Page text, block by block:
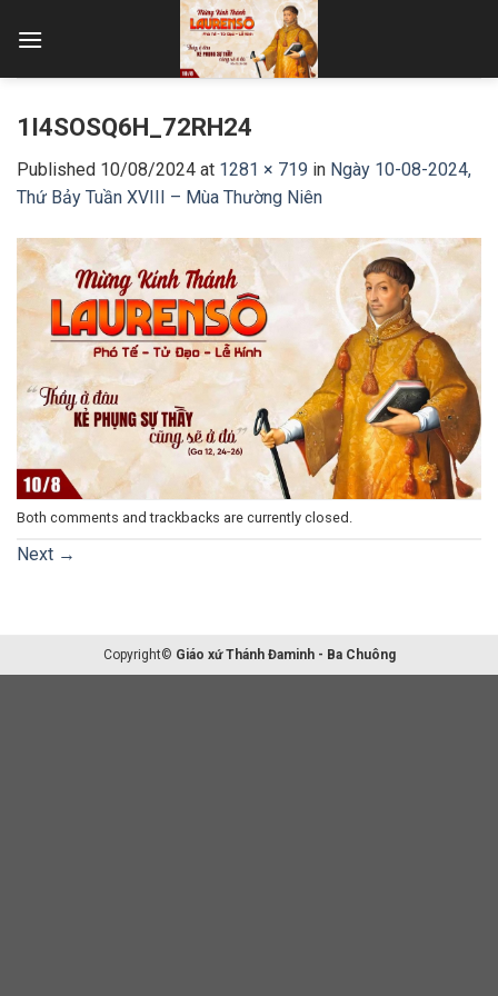
1I4SOSQ6H_72RH24
Published 10/08/2024 at 1281 × 719 in Ngày 10-08-2024,
Thứ Bảy Tuần XVIII – Mùa Thường Niên
Both comments and trackbacks are currently closed.
Next →
Copyright© Giáo xứ Thánh Đaminh - Ba Chuông